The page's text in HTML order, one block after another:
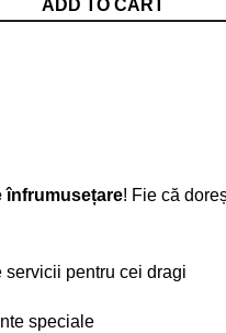
ADD TO CART
înfrumusețare! Fie că
pentru cei dragi
speciale